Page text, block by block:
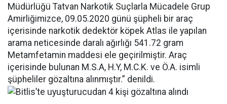
Müdürlüğü Tatvan Narkotik Suçlarla Mücadele Grup
Amirliğimizce, 09.05.2020 günü şüpheli bir araç
içerisinde narkotik dedektör köpek Atlas ile yapılan
arama neticesinde daralı ağırlığı 541.72 gram
Metamfetamin maddesi ele geçirilmiştir. Araç
içerisinde bulunan M.S.A, H.Y, M.C.K. ve Ö.A. isimli
şüpheliler gözaltına alınmıştır.” denildi.